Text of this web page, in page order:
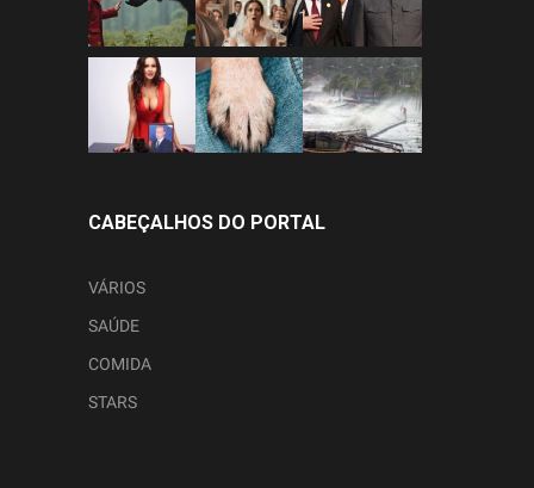
CABEÇALHOS DO PORTAL
VÁRIOS
SAÚDE
COMIDA
STARS